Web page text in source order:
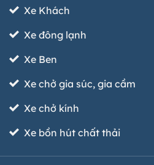
Xe Khách
Xe đông lạnh
Xe Ben
Xe chở gia súc, gia cầm
Xe chở kính
Xe bồn hút chất thải